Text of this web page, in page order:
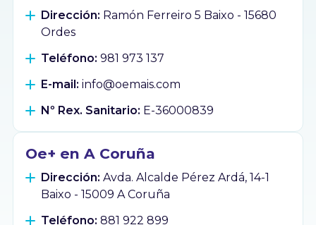
Dirección: Ramón Ferreiro 5 Baixo - 15680
Ordes
Teléfono: 981 973 137
E-mail: info@oemais.com
Nº Rex. Sanitario: E-36000839
Oe+ en A Coruña
Dirección: Avda. Alcalde Pérez Ardá, 14-1
Baixo - 15009 A Coruña
Teléfono: 881 922 899